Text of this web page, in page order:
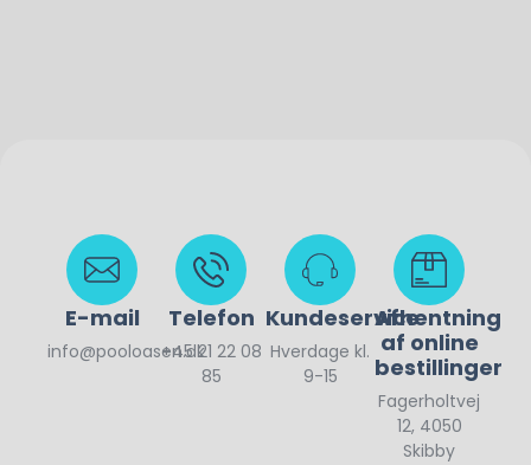
E-mail
info@pooloasen.dk
Telefon
+45 21 22 08
85
Kundeservice
Hverdage kl.
9-15
Afhentning
af online
bestillinger
Fagerholtvej
12, 4050
Skibby